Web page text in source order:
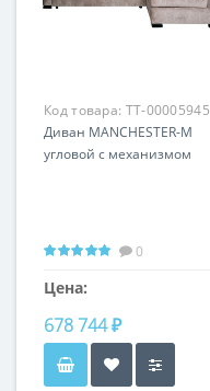
Код товара: TT-00005945
Диван MANCHESTER-M
угловой с механизмом
0
Цена:
678 744 ₽